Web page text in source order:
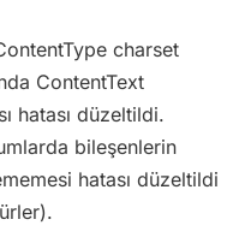
charset
ContentText
hatası düzeltildi.
bileşenlerin
hatası düzeltildi